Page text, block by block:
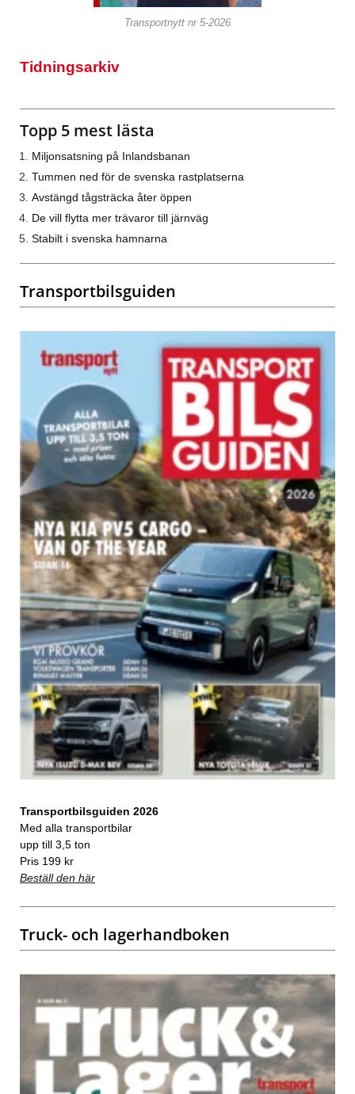
Transportnytt nr 5-2026
Tidningsarkiv
Topp 5 mest lästa
Miljonsatsning på Inlandsbanan
Tummen ned för de svenska rastplatserna
Avstängd tågsträcka åter öppen
De vill flytta mer trävaror till järnväg
Stabilt i svenska hamnarna
Transportbilsguiden
Transportbilsguiden 2026
Med alla transportbilar
upp till 3,5 ton
Pris 199 kr
Beställ den här
Truck- och lagerhandboken